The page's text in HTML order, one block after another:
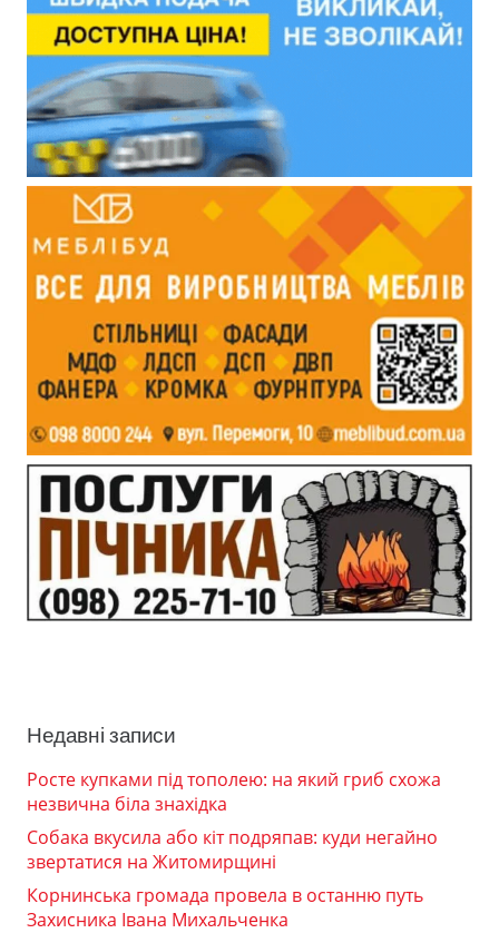
Недавні записи
Росте купками під тополею: на який гриб схожа
незвична біла знахідка
Собака вкусила або кіт подряпав: куди негайно
звертатися на Житомирщині
Корнинська громада провела в останню путь
Захисника Івана Михальченка